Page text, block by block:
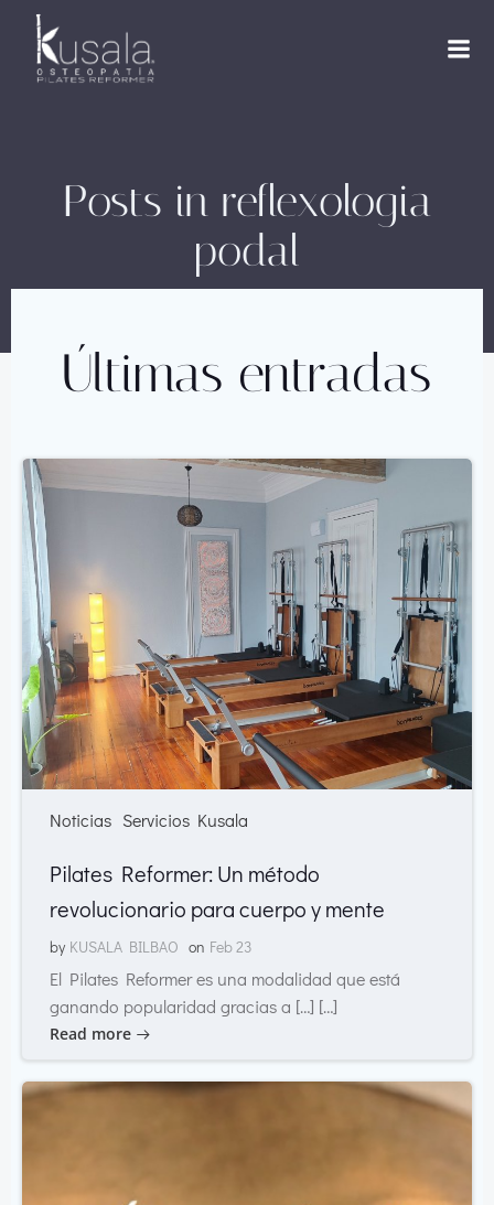
Posts in reflexologia
podal
Últimas entradas
Noticias Servicios Kusala
Pilates Reformer: Un método
revolucionario para cuerpo y mente
by KUSALA BILBAO on Feb 23
El Pilates Reformer es una modalidad que está
ganando popularidad gracias a […] […]
Read more